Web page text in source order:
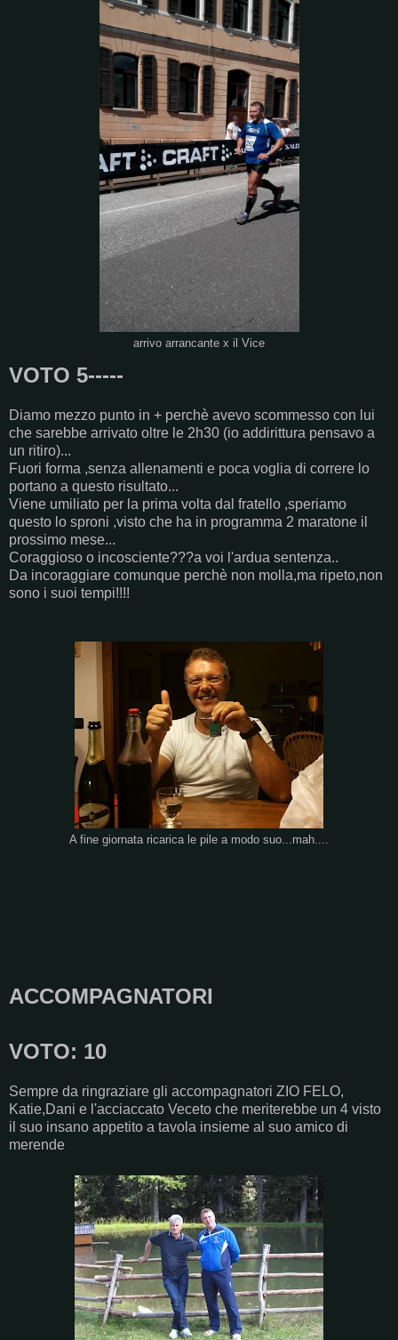
arrivo arrancante x il Vice
VOTO 5-----
Diamo mezzo punto in + perchè avevo scommesso con lui
che sarebbe arrivato oltre le 2h30 (io addirittura pensavo a
un ritiro)...
Fuori forma ,senza allenamenti e poca voglia di correre lo
portano a questo risultato...
Viene umiliato per la prima volta dal fratello ,speriamo
questo lo sproni ,visto che ha in programma 2 maratone il
prossimo mese...
Coraggioso o incosciente???a voi l'ardua sentenza..
Da incoraggiare comunque perchè non molla,ma ripeto,non
sono i suoi tempi!!!!
A fine giornata ricarica le pile a modo suo...mah....
ACCOMPAGNATORI
VOTO: 10
Sempre da ringraziare gli accompagnatori ZIO FELO,
Katie,Dani e l'acciaccato Veceto che meriterebbe un 4 visto
il suo insano appetito a tavola insieme al suo amico di
merende